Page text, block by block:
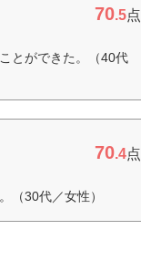
70.5点
とができた。（40代
70.4点
（30代／女性）